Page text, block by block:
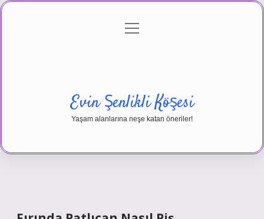
Gizlilik Politikası
menüyü
Evin Şenlikli Köşesi
Yaşam alanlarına neşe katan öneriler!